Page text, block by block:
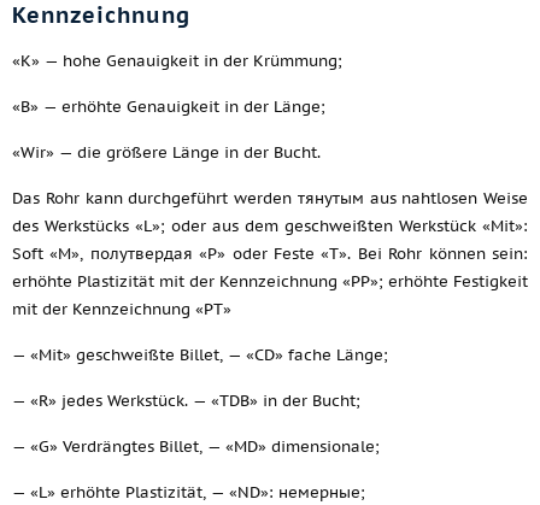
Kennzeichnung
«K» — hohe Genauigkeit in der Krümmung;
«B» — erhöhte Genauigkeit in der Länge;
«Wir» — die größere Länge in der Bucht.
Das Rohr kann durchgeführt werden тянутым aus nahtlosen Weise
des Werkstücks «L»; oder aus dem geschweißten Werkstück «Mit»:
Soft «M», полутвердая «P» oder Feste «T». Bei Rohr können sein:
erhöhte Plastizität mit der Kennzeichnung «PP»; erhöhte Festigkeit
mit der Kennzeichnung «PT»
— «Mit» geschweißte Billet, — «CD» fache Länge;
— «R» jedes Werkstück. — «TDB» in der Bucht;
— «G» Verdrängtes Billet, — «MD» dimensionale;
— «L» erhöhte Plastizität, — «ND»: немерные;